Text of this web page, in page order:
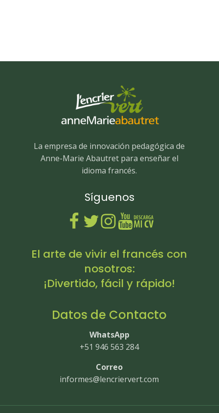
La empresa de innovación pedagógica de
Anne-Marie Abautret para enseñar el
idioma francés.
Síguenos
El arte de vivir el francés con
nosotros:
¡Divertido, fácil y rápido!
Datos de Contacto
WhatsApp
+51 946 563 284
Correo
informes@lencriervert.com